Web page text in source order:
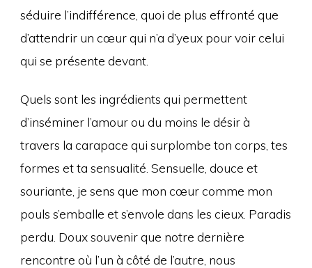
séduire l’indifférence, quoi de plus effronté que
d’attendrir un cœur qui n’a d’yeux pour voir celui
qui se présente devant.
Quels sont les ingrédients qui permettent
d’inséminer l’amour ou du moins le désir à
travers la carapace qui surplombe ton corps, tes
formes et ta sensualité. Sensuelle, douce et
souriante, je sens que mon cœur comme mon
pouls s’emballe et s’envole dans les cieux. Paradis
perdu. Doux souvenir que notre dernière
rencontre où l’un à côté de l’autre, nous